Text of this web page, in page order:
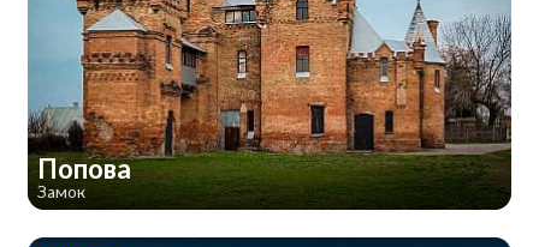
Попова
Замок